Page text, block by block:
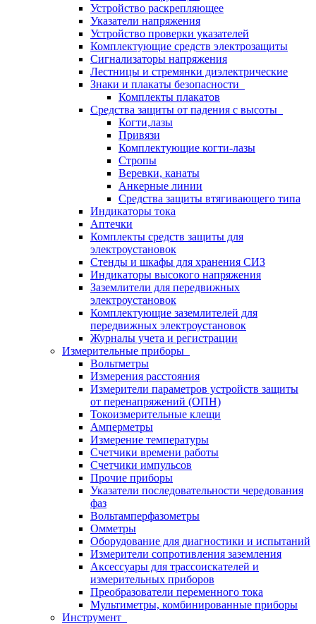
Устройство раскрепляющее
Указатели напряжения
Устройство проверки указателей
Комплектующие средств электрозащиты
Сигнализаторы напряжения
Лестницы и стремянки диэлектрические
Знаки и плакаты безопасности
Комплекты плакатов
Средства защиты от падения с высоты
Когти,лазы
Привязи
Комплектующие когти-лазы
Стропы
Веревки, канаты
Анкерные линии
Средства защиты втягивающего типа
Индикаторы тока
Аптечки
Комплекты средств защиты для
электроустановок
Стенды и шкафы для хранения СИЗ
Индикаторы высокого напряжения
Заземлители для передвижных
электроустановок
Комплектующие заземлителей для
передвижных электроустановок
Журналы учета и регистрации
Измерительные приборы
Вольтметры
Измерения расстояния
Измерители параметров устройств защиты
от перенапряжений (ОПН)
Токоизмерительные клещи
Амперметры
Измерение температуры
Счетчики времени работы
Счетчики импульсов
Прочие приборы
Указатели последовательности чередования
фаз
Вольтамперфазометры
Омметры
Оборудование для диагностики и испытаний
Измерители сопротивления заземления
Аксессуары для трассоискателей и
измерительных приборов
Преобразователи переменного тока
Мультиметры, комбинированные приборы
Инструмент